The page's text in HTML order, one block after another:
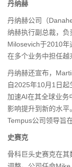
丹纳赫
丹纳赫公司（
纳赫执行副总裁，负
Milosevich于2010
在多个业务中担任越
丹纳赫还宣布，
自2025年10月1日
加速AI在其全球业务
影响提升到新的水
Tempus公司领导旨
史赛克
骨科巨头史赛克在